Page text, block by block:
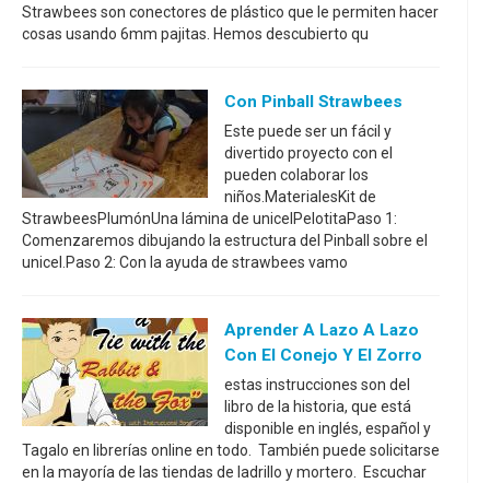
Strawbees son conectores de plástico que le permiten hacer
cosas usando 6mm pajitas. Hemos descubierto qu
Con Pinball Strawbees
Este puede ser un fácil y
divertido proyecto con el
pueden colaborar los
niños.MaterialesKit de
StrawbeesPlumónUna lámina de unicelPelotitaPaso 1:
Comenzaremos dibujando la estructura del Pinball sobre el
unicel.Paso 2: Con la ayuda de strawbees vamo
Aprender A Lazo A Lazo
Con El Conejo Y El Zorro
estas instrucciones son del
libro de la historia, que está
disponible en inglés, español y
Tagalo en librerías online en todo. También puede solicitarse
en la mayoría de las tiendas de ladrillo y mortero. Escuchar